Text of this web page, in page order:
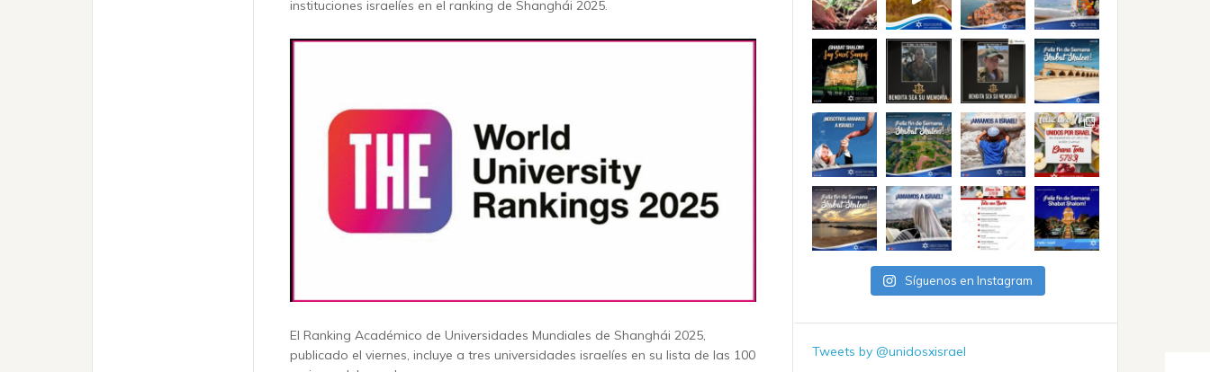
instituciones israelíes en el ranking de Shanghái 2025.
El Ranking Académico de Universidades Mundiales de Shanghái 2025,
publicado el viernes, incluye a tres universidades israelíes en su lista de las 100
Síguenos en Instagram
Tweets by @unidosxisrael